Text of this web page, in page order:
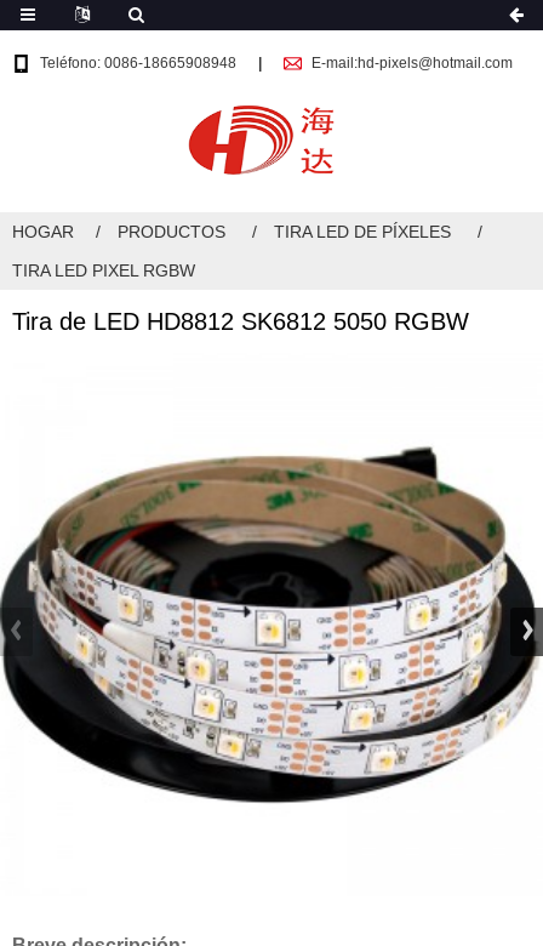
Teléfono: 0086-18665908948 E-mail:hd-pixels@hotmail.com
HOGAR PRODUCTOS
TIRA LED DE PÍXELES
TIRA LED PIXEL RGBW
Tira de LED HD8812 SK6812 5050 RGBW